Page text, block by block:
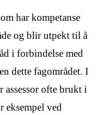
har kompetanse
og blir utpekt til å
i forbindelse med
dette fagområdet. I
assessor ofte brukt i
eksempel ved